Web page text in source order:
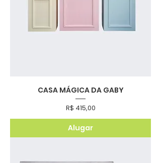
CASA MÁGICA DA GABY
Preço
R$ 415,00
Alugar